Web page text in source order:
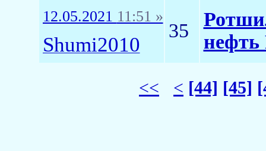
12.05.2021 11:51 »
Shumi2010
35
нефть
<< < [44] [45]